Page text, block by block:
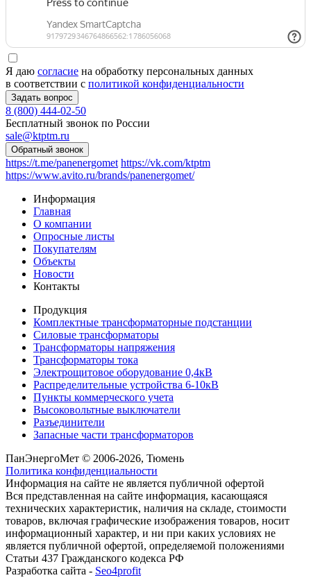
Я даю согласие на обработку персональных данных
в соответствии с политикой конфиденциальности
8 (800) 444-02-50
Бесплатный звонок по России
sale@ktptm.ru
https://t.me/panenergomet https://vk.com/ktptm
https://www.avito.ru/brands/panenergomet/
Информация
Главная
О компании
Опросные листы
Покупателям
Объекты
Новости
Контакты
Продукция
Комплектные трансформаторные подстанции
Силовые трансформаторы
Трансформаторы напряжения
Трансформаторы тока
Электрощитовое оборудование 0,4кВ
Распределительные устройства 6-10кВ
Пункты коммерческого учета
Высоковольтные выключатели
Разъединители
Запасные части трансформаторов
ПанЭнергоМет © 2006-2026, Тюмень
Политика конфиденциальности
Информация на сайте не является публичной офертой
Вся представленная на сайте информация, касающаяся
технических характеристик, наличия на складе, стоимости
товаров, включая графические изображения товаров, носит
информационный характер, и ни при каких условиях не
является публичной офертой, определяемой положениями
Статьи 437 Гражданского кодекса РФ
Разработка сайта - Seo4profit